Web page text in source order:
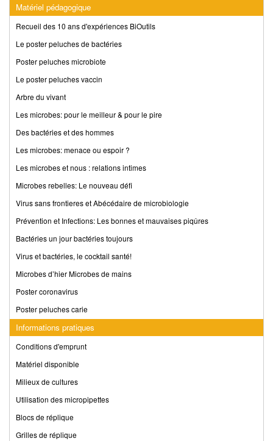
Matériel pédagogique
Recueil des 10 ans d'expériences BiOutils
Le poster peluches de bactéries
Poster peluches microbiote
Le poster peluches vaccin
Arbre du vivant
Les microbes: pour le meilleur & pour le pire
Des bactéries et des hommes
Les microbes: menace ou espoir ?
Les microbes et nous : relations intimes
Microbes rebelles: Le nouveau défi
Virus sans frontieres et Abécédaire de microbiologie
Prévention et Infections: Les bonnes et mauvaises piqûres
Bactéries un jour bactéries toujours
Virus et bactéries, le cocktail santé!
Microbes d’hier Microbes de mains
Poster coronavirus
Poster peluches carie
Informations pratiques
Conditions d'emprunt
Matériel disponible
Milieux de cultures
Utilisation des micropipettes
Blocs de réplique
Grilles de réplique